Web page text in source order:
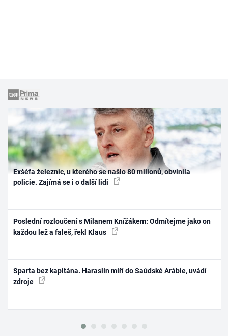
Exšéfa železnic, u kterého se našlo 80 milionů, obvinila
policie. Zajímá se i o další lidi
Poslední rozloučení s Milanem Knížákem: Odmítejme jako on
každou lež a faleš, řekl Klaus
Sparta bez kapitána. Haraslín míří do Saúdské Arábie, uvádí
zdroje